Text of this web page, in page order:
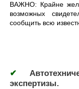
ВАЖНО: Крайне
возможных
сообщить всю
✔
экспертизы.